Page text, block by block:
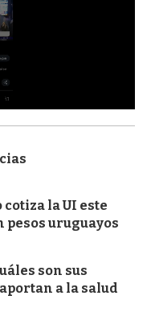
la UI este
pesos uruguayos
son sus
a la salud